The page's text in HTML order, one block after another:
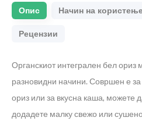
Опис Начин на
Рецензии
Органскиот интегрален бел ориз
разновидни начини. Совршен е
ориз или за вкусна каша, можете
додадете малку свежо или